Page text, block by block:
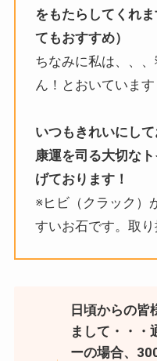
をもたらしてくれ
てもおすすめ）
ちなみに私は、、
ん！とおいています
いつもきれいにし
康運を司る大切な
げております！
※ヒビ（クラック）
すいお石です。取り
日頃からの皆
まして・・・
ーの場合、